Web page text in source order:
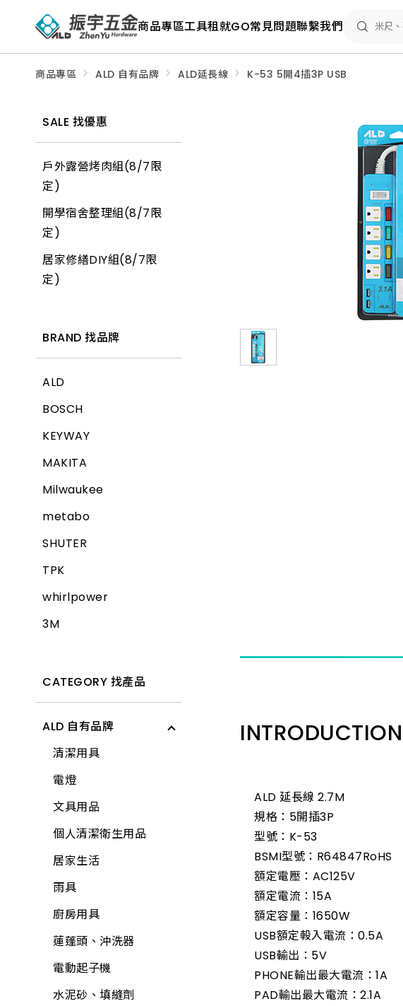
專
商品專區工具租就GO常見問題聯繫我們
商品專區 ALD 自有品牌 ALD延長線 K-53 5開4插3P USB
SALE 找優惠
戶外露營烤肉組(8/7限
定)
開學宿舍整理組(8/7限
定)
居家修繕DIY組(8/7限
定)
BRAND 找品牌
ALD
BOSCH
KEYWAY
MAKITA
Milwaukee
metabo
SHUTER
TPK
whirlpower
3M
CATEGORY 找產品
ALD 自有品牌
清潔用具
電燈
文具用品
個人清潔衛生用品
居家生活
雨具
廚房用具
蓮蓬頭、沖洗器
電動起子機
水泥砂、填縫劑
INTRODUCTION
ALD 延長線 2.7M
規格：5開插3P
型號：K-53
BSMI型號：R64847RoHS
額定電壓：AC125V
額定電流：15A
額定容量：1650W
USB額定軗入電流：0.5A
USB輸出：5V
PHONE輸出最大電流：1A
PAD輸出最大電流：2.1A